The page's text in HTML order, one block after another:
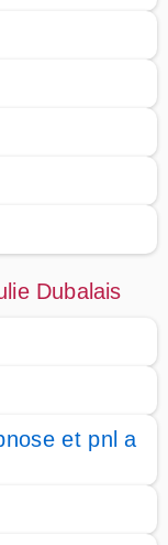
Dubalais
et pnl a